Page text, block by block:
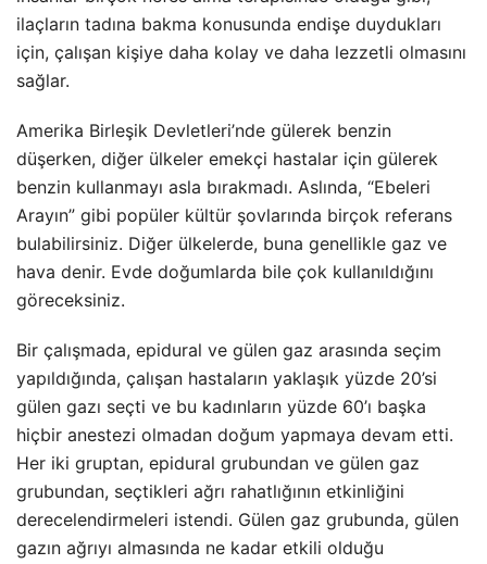
ilaçların tadına bakma konusunda endişe duydukları
için, çalışan kişiye daha kolay ve daha lezzetli olmasını
sağlar.
Amerika Birleşik Devletleri’nde gülerek benzin
düşerken, diğer ülkeler emekçi hastalar için gülerek
benzin kullanmayı asla bırakmadı. Aslında, “Ebeleri
Arayın” gibi popüler kültür şovlarında birçok referans
bulabilirsiniz. Diğer ülkelerde, buna genellikle gaz ve
hava denir. Evde doğumlarda bile çok kullanıldığını
göreceksiniz.
Bir çalışmada, epidural ve gülen gaz arasında seçim
yapıldığında, çalışan hastaların yaklaşık yüzde 20’si
gülen gazı seçti ve bu kadınların yüzde 60’ı başka
hiçbir anestezi olmadan doğum yapmaya devam etti.
Her iki gruptan, epidural grubundan ve gülen gaz
grubundan, seçtikleri ağrı rahatlığının etkinliğini
derecelendirmeleri istendi. Gülen gaz grubunda, gülen
gazın ağrıyı almasında ne kadar etkili olduğu